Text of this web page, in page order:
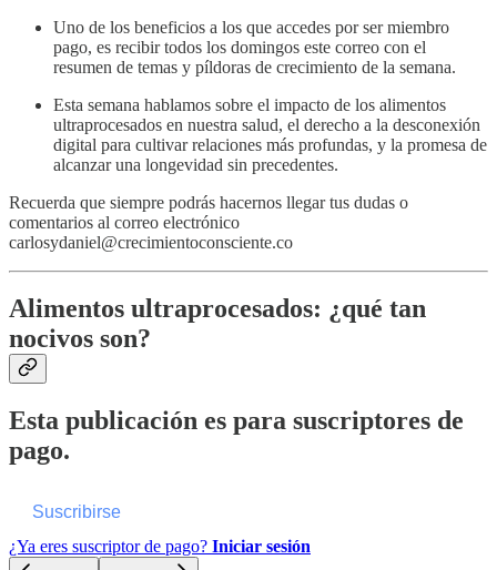
Uno de los beneficios a los que accedes por ser miembro
pago, es recibir todos los domingos este correo con el
resumen de temas y píldoras de crecimiento de la semana.
Esta semana hablamos sobre el impacto de los alimentos
ultraprocesados en nuestra salud, el derecho a la desconexión
digital para cultivar relaciones más profundas, y la promesa de
alcanzar una longevidad sin precedentes.
Recuerda que siempre podrás hacernos llegar tus dudas o
comentarios al correo electrónico
carlosydaniel@crecimientoconsciente.co
Alimentos ultraprocesados: ¿qué tan
nocivos son?
Esta publicación es para suscriptores de
pago.
Suscribirse
¿Ya eres suscriptor de pago? Iniciar sesión